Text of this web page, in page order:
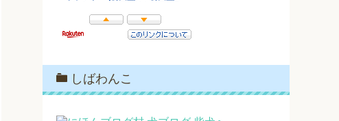
しばわんこ